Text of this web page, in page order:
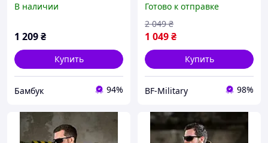
военная с длинным
В наличии
1 209₴
Купить
Бамбук 94%
на змейке армейская
флиска patriot BAGS
Готово к отправке
1 049₴
2 049 ₴
Купить
BF-Military 98%